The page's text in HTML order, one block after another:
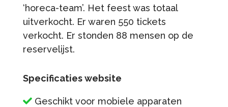
‘horeca-team’. Het feest was totaal
uitverkocht. Er waren 550 tickets
verkocht. Er stonden 88 mensen op de
reservelijst.
Specificaties website
Geschikt voor mobiele apparaten